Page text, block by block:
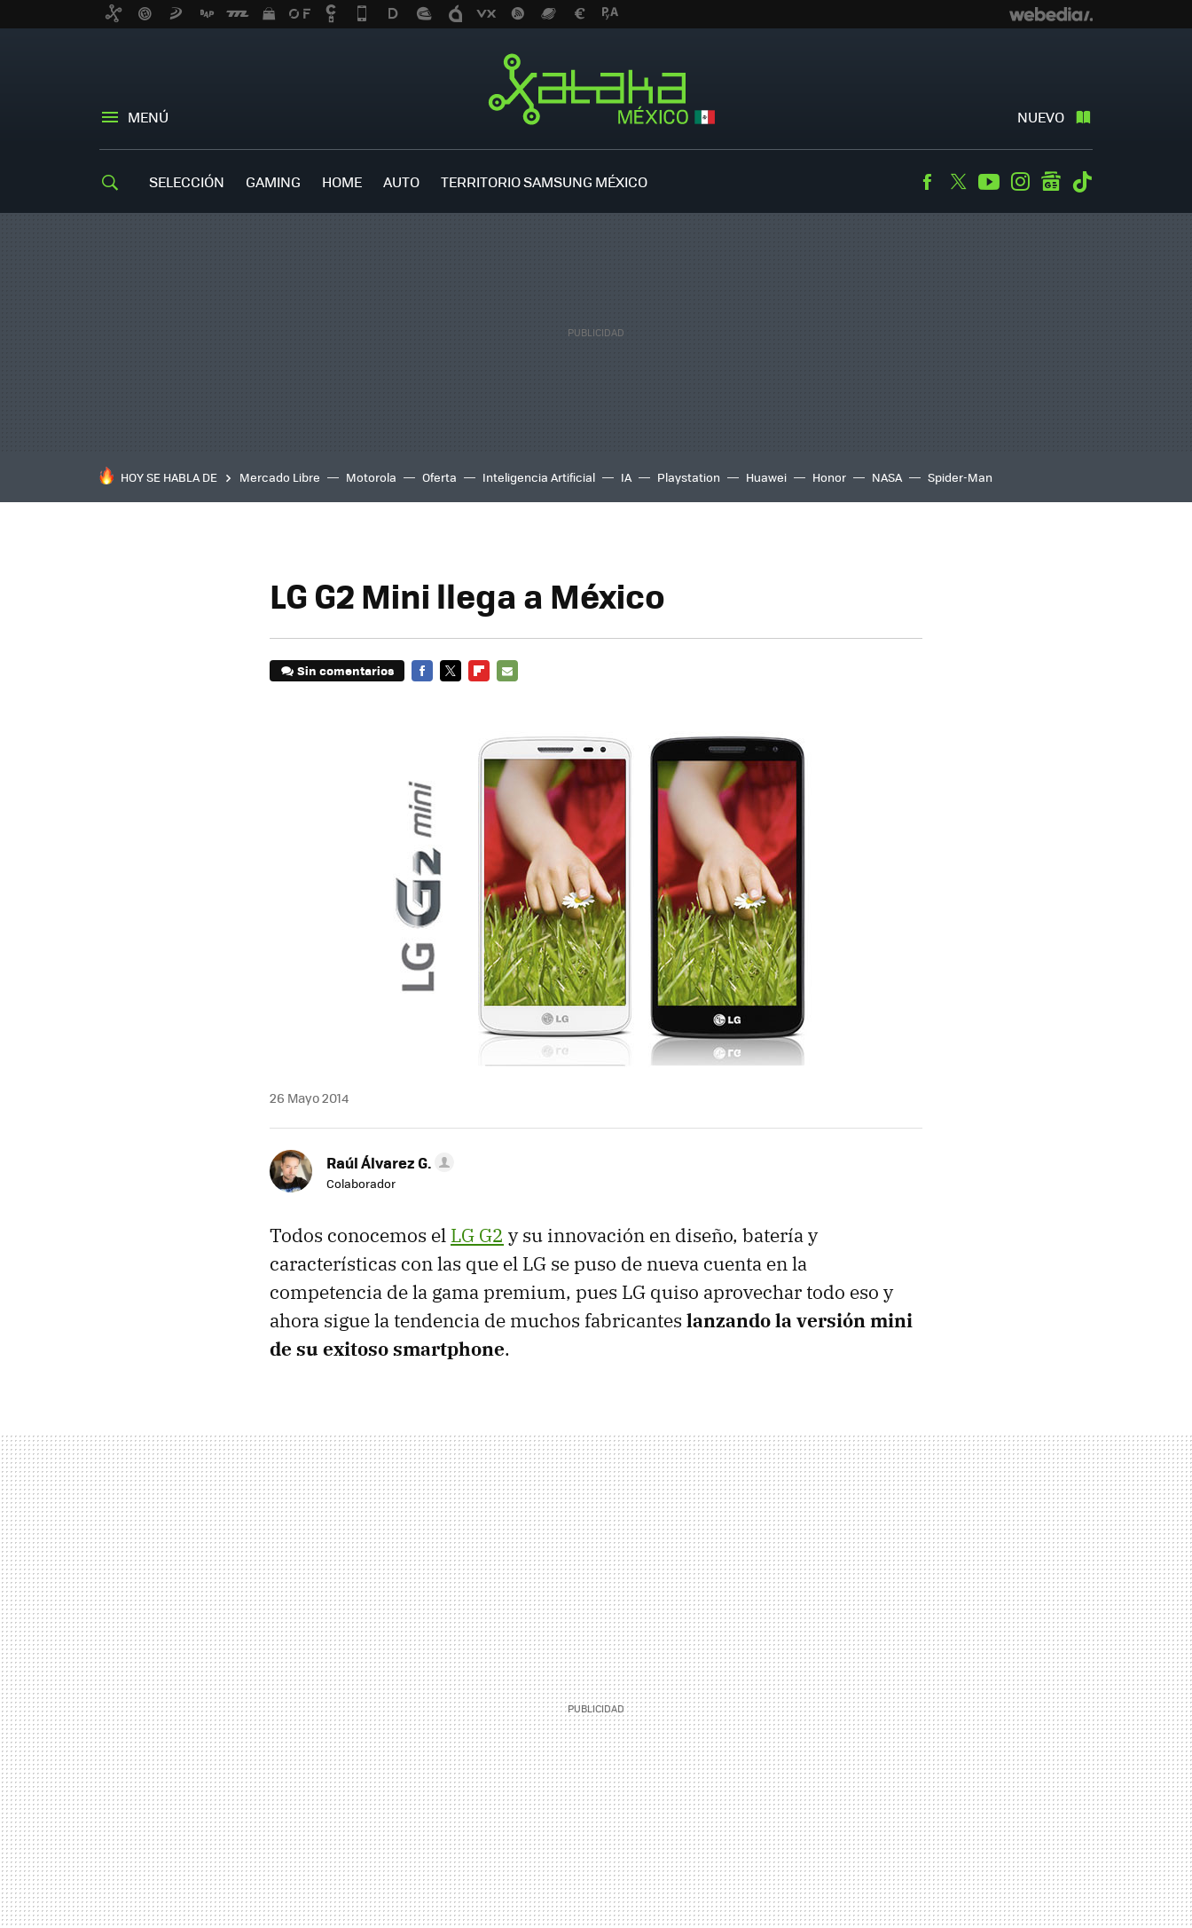
MENÚ NUEVO
SELECCIÓN GAMING HOME AUTO TERRITORIO SAMSUNG MÉXICO Facebook
TwitterYoutubeInstagramgooglenews
HOY SE HABLA DE Mercado Libre Motorola Oferta Inteligencia Artificial IA Playstation Huawei Honor NASA Spider-Man
LG G2 Mini llega a México
Sin comentarios
26 Mayo 2014
Raúl Álvarez G.
Colaborador
Todos conocemos el LG G2 y su innovación en diseño, batería y
características con las que el LG se puso de nueva cuenta en la
competencia de la gama premium, pues LG quiso aprovechar todo eso y
ahora sigue la tendencia de muchos fabricantes lanzando la versión mini
de su exitoso smartphone.